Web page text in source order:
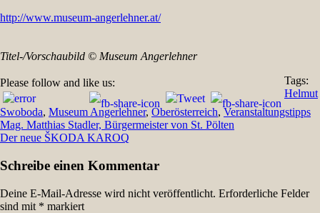
http://www.museum-angerlehner.at/
Titel-/Vorschaubild © Museum Angerlehner
Please follow and like us:
Tags:
Helmut
Swoboda, Museum Angerlehner, Oberösterreich, Veranstaltungstipps
Beitragsnavigation
Mag. Matthias Stadler, Bürgermeister von St. Pölten
Der neue ŠKODA KAROQ
Schreibe einen Kommentar
Deine E-Mail-Adresse wird nicht veröffentlicht. Erforderliche Felder
sind mit * markiert